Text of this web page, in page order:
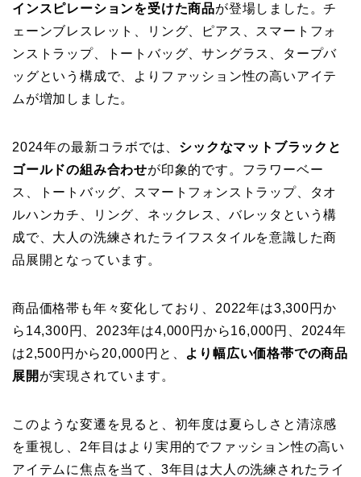
インスピレーションを受けた商品が登場しました。チ
ェーンブレスレット、リング、ピアス、スマートフォ
ンストラップ、トートバッグ、サングラス、タープバ
ッグという構成で、よりファッション性の高いアイテ
ムが増加しました。
2024年の最新コラボでは、 シックなマットブラックと
ゴールドの組み合わせが印象的です。フラワーベー
ス、トートバッグ、スマートフォンストラップ、タオ
ルハンカチ、リング、ネックレス、バレッタという構
成で、大人の洗練されたライフスタイルを意識した商
品展開となっています。
商品価格帯も年々変化しており、2022年は3,300円か
ら14,300円、2023年は4,000円から16,000円、2024年
は2,500円から20,000円と、 より幅広い価格帯での商品
展開 が実現されています。
このような変遷を見ると、初年度は夏らしさと清涼感
を重視し、2年目はより実用的でファッション性の高い
アイテムに焦点を当て、3年目は大人の洗練されたライ